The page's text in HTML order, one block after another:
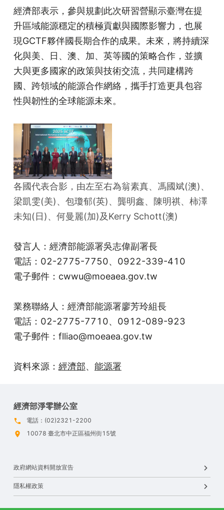
經濟部表示，參與規劃此次研習營顯示臺灣在提
升區域能源穩定的積極貢獻與國際影響力，也展
現GCTF夥伴國長期合作的成果。未來，將持續深
化與美、日、澳、加、英等國的策略合作，並擴
大與更多國家的政策與技術交流，共同建構跨
國、跨領域的能源合作網絡，攜手打造更具包容
性與韌性的全球能源未來。
各國代表合影，由左至右為翁素真、馮國斌(澳)、
梁凱雯(美)、包瓊郁(英)、龔明鑫、陳明祺、柿澤
未知(日)、何曼麗(加)及Kerry Schott(澳)
發言人：經濟部能源署吳志偉副署長
電話：02-2775-7750、0922-339-410
電子郵件：cwwu@moeaea.gov.tw
業務聯絡人：經濟部能源署廖芳玲組長
電話：02-2775-7710、0912-089-923
電子郵件：flliao@moeaea.gov.tw
資料來源： 經濟部、 能源署
經濟部淨零辦公室
電話：(02)2321-2200
10078 臺北市中正區福州街15號
政府網站資料開放宣告
隱私權政策